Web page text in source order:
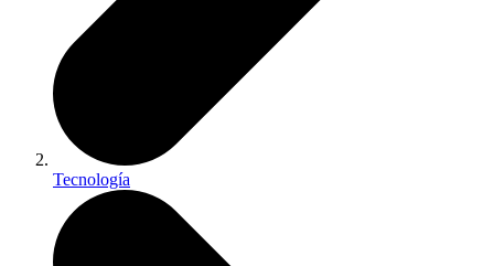
Tecnología